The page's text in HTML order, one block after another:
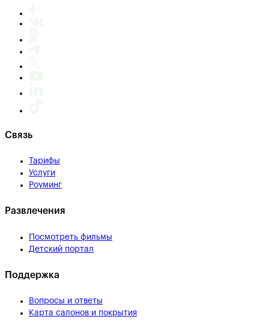
Связь
Тарифы
Услуги
Роуминг
Развлечения
Посмотреть фильмы
Детский портал
Поддержка
Вопросы и ответы
Карта салонов и покрытия